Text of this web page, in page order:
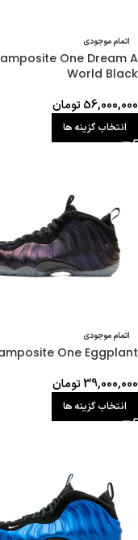
اتمام موجودی
One Dream A
World Black
56,000,000تومان
انتخاب گزینه ها
اتمام موجودی
One Eggplant
39,000,000تومان
انتخاب گزینه ها